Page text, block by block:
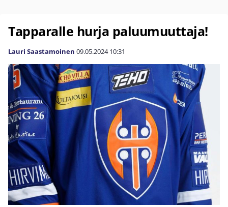
Tapparalle hurja paluumuuttaja!
Lauri Saastamoinen 09.05.2024 10:31